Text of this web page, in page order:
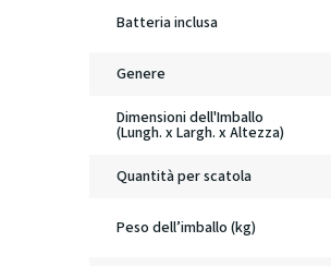
Batteria inclusa
Genere
Dimensioni dell'Imballo
(Lungh. x Largh. x Altezza)
Quantità per scatola
Peso dell’imballo (kg)